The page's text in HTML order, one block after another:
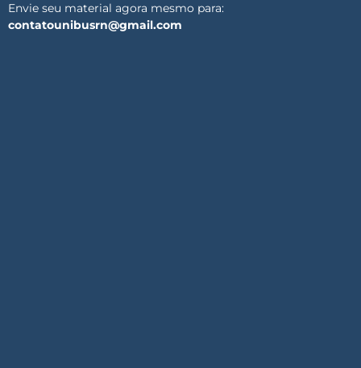
Envie seu material agora mesmo para:
contatounibusrn@gmail.com